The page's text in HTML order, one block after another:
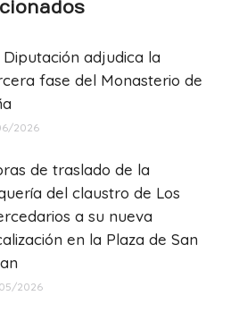
Diputación adjudica la
fase del Monasterio de
2026
de traslado de la
del claustro de Los
a su nueva
en la Plaza de San
2026